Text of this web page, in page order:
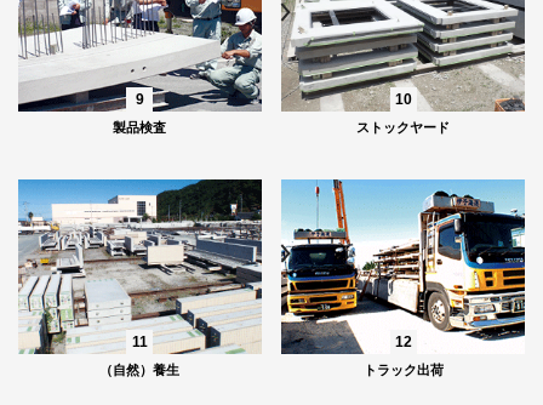
9
製品検査
10
ストックヤード
11
（自然）養生
12
トラック出荷